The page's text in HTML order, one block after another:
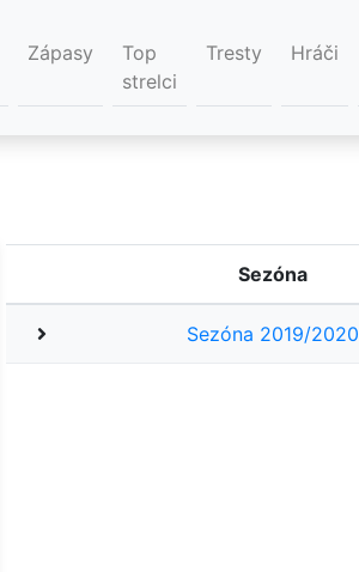
Zápasy
Top
strelci
Tresty Hráči
Sezóna
Sezóna 2019/2020